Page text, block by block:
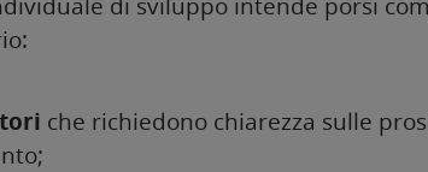
che richiedono chiarezza sulle